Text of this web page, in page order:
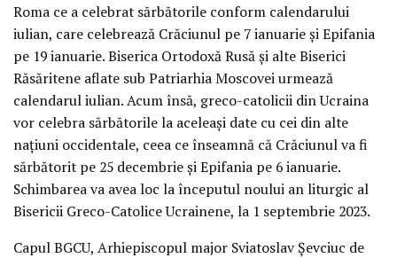
Roma ce a celebrat sărbătorile conform calendarului
iulian, care celebrează Crăciunul pe 7 ianuarie și Epifania
pe 19 ianuarie. Biserica Ortodoxă Rusă și alte Biserici
Răsăritene aflate sub Patriarhia Moscovei urmează
calendarul iulian. Acum însă, greco-catolicii din Ucraina
vor celebra sărbătorile la aceleași date cu cei din alte
națiuni occidentale, ceea ce înseamnă că Crăciunul va fi
sărbătorit pe 25 decembrie și Epifania pe 6 ianuarie.
Schimbarea va avea loc la începutul noului an liturgic al
Bisericii Greco-Catolice Ucrainene, la 1 septembrie 2023.
Capul BGCU, Arhiepiscopul major Sviatoslav Șevciuc de